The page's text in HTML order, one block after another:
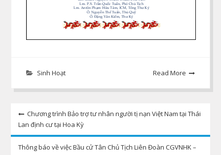
Sinh Hoạt Read More
Post
navigation
Chương trình Bảo trợ tư nhân người tị nạn Việt Nam tại Thái
Lan định cư tại Hoa Kỳ
Thông báo về việc Bầu cử Tân Chủ Tịch Liên Đoàn CGVNHK –